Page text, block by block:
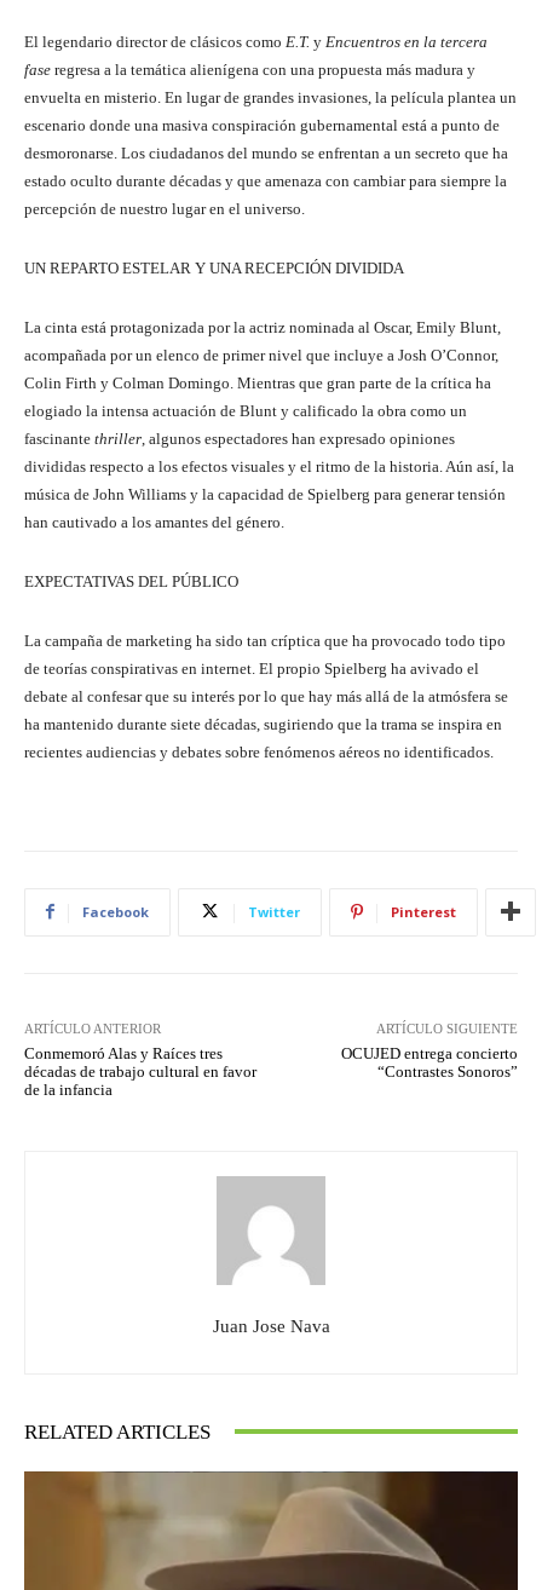
El legendario director de clásicos como E.T. y Encuentros en la tercera
fase regresa a la temática alienígena con una propuesta más madura y
envuelta en misterio. En lugar de grandes invasiones, la película plantea un
escenario donde una masiva conspiración gubernamental está a punto de
desmoronarse. Los ciudadanos del mundo se enfrentan a un secreto que ha
estado oculto durante décadas y que amenaza con cambiar para siempre la
percepción de nuestro lugar en el universo.
UN REPARTO ESTELAR Y UNA RECEPCIÓN DIVIDIDA
La cinta está protagonizada por la actriz nominada al Oscar, Emily Blunt,
acompañada por un elenco de primer nivel que incluye a Josh O’Connor,
Colin Firth y Colman Domingo. Mientras que gran parte de la crítica ha
elogiado la intensa actuación de Blunt y calificado la obra como un
fascinante thriller , algunos espectadores han expresado opiniones
divididas respecto a los efectos visuales y el ritmo de la historia. Aún así, la
música de John Williams y la capacidad de Spielberg para generar tensión
han cautivado a los amantes del género.
EXPECTATIVAS DEL PÚBLICO
La campaña de marketing ha sido tan críptica que ha provocado todo tipo
de teorías conspirativas en internet. El propio Spielberg ha avivado el
debate al confesar que su interés por lo que hay más allá de la atmósfera se
ha mantenido durante siete décadas, sugiriendo que la trama se inspira en
recientes audiencias y debates sobre fenómenos aéreos no identificados.
Facebook Twitter Pinterest
ARTÍCULO ANTERIOR
Conmemoró Alas y Raíces tres
décadas de trabajo cultural en favor
de la infancia
ARTÍCULO SIGUIENTE
OCUJED entrega concierto
“Contrastes Sonoros”
Juan Jose Nava
RELATED ARTICLES